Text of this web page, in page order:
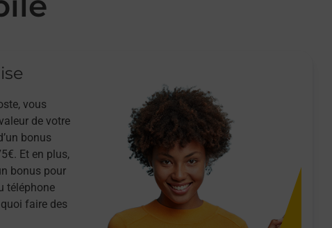
vous
de votre
bonus
Et en plus,
bonus pour
téléphone
faire des